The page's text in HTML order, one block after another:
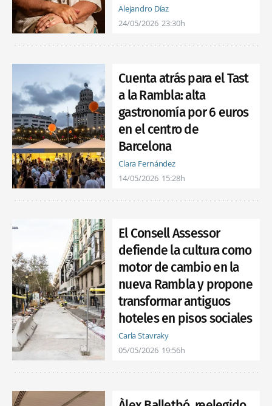
Alejandro Díaz
24/05/2026 23:30h
Cuenta atrás para el Tast
a la Rambla: alta
gastronomía por 6 euros
en el centro de
Barcelona
Clara Fernández
14/05/2026 15:28h
El Consell Assessor
defiende la cultura como
motor de cambio en la
nueva Rambla y propone
transformar antiguos
hoteles en pisos sociales
Carla Stavraky
05/05/2026 19:56h